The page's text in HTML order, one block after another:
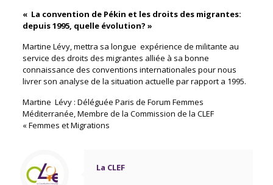
« La convention de Pékin et les droits des migrantes:
depuis 1995, quelle évolution? »
Martine Lévy, mettra sa longue expérience de militante au
service des droits des migrantes alliée à sa bonne
connaissance des conventions internationales pour nous
livrer son analyse de la situation actuelle par rapport a 1995.
Martine Lévy : Déléguée Paris de Forum Femmes
Méditerranée, Membre de la Commission de la CLEF
« Femmes et Migrations
La CLEF